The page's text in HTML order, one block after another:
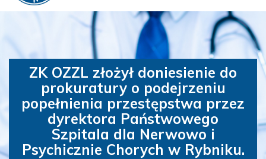
ZK OZZL złożył doniesienie do
prokuratury o podejrzeniu
popełnienia przestępstwa przez
dyrektora Państwowego
Szpitala dla Nerwowo i
Psychicznie Chorych w Rybniku.